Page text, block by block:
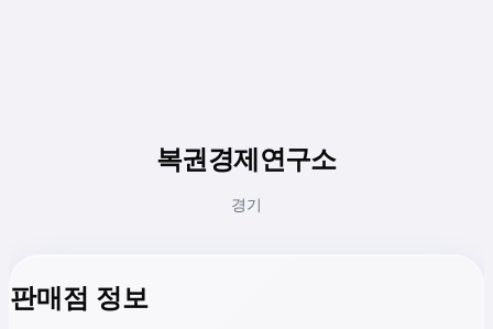
복권경제연구소
경기
판매점 정보